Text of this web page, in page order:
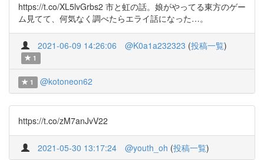
https://t.co/XL5lvGrbs2 市と虹の話。娘がやってる東方のゲー
ム見てて、何気なく調べたらエライ話になった…。
2021-06-09 14:26:06 @K0a1a232323 (投稿一覧)
1
1 @kotoneon62
https://t.co/zM7anJvV22
2021-05-30 13:17:24 @youth_oh (投稿一覧)